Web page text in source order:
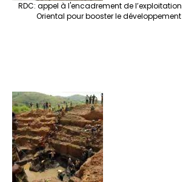
RDC: appel à l'encadrement de
Oriental pour booster le